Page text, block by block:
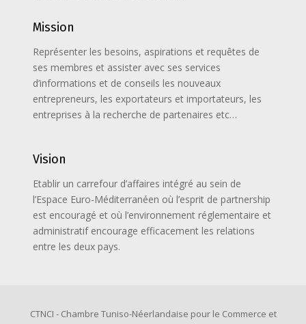
Mission
Représenter les besoins, aspirations et requêtes de
ses membres et assister avec ses services
d’informations et de conseils les nouveaux
entrepreneurs, les exportateurs et importateurs, les
entreprises à la recherche de partenaires etc…
Vision
Etablir un carrefour d’affaires intégré au sein de
l’Espace Euro-Méditerranéen où l’esprit de partnership
est encouragé et où l’environnement réglementaire et
administratif encourage efficacement les relations
entre les deux pays.
CTNCI - Chambre Tuniso-Néerlandaise pour le Commerce et